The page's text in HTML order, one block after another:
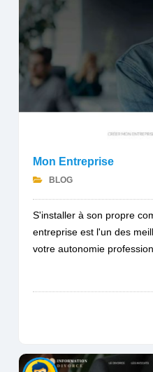
Mon Entreprise
BLOG
S'installer à son propre
entreprise est l'un des
votre autonomie